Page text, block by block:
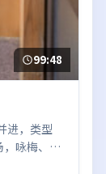
99:48
进，类型
咏梅、白
，结尾留